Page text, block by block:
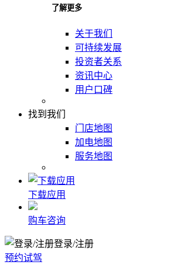
了解更多
关于我们
可持续发展
投资者关系
资讯中心
用户口碑
找到我们
门店地图
加电地图
服务地图
下载应用
购车咨询
登录/注册
预约试驾